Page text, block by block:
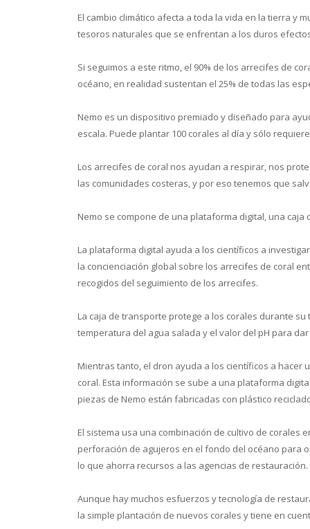
El cambio climático afecta a toda la vida en la tierra y
tesoros naturales que se enfrentan a los duros
Si seguimos a este ritmo, el 90% de los arrecifes de
océano, en realidad sustentan el 25% de todas las
Nemo es un dispositivo premiado y diseñado para
escala. Puede plantar 100 corales al día y sólo
Los arrecifes de coral nos ayudan a respirar, nos
las comunidades costeras, y por eso tenemos que
Nemo se compone de una plataforma digital, una
La plataforma digital ayuda a los científicos a
la concienciación global sobre los arrecifes de coral
recogidos del seguimiento de los arrecifes.
La caja de transporte protege a los corales durante
temperatura del agua salada y el valor del pH para
Mientras tanto, el dron ayuda a los científicos a hacer
coral. Esta información se sube a una plataforma
piezas de Nemo están fabricadas con plástico
El sistema usa una combinación de cultivo de
perforación de agujeros en el fondo del océano para
lo que ahorra recursos a las agencias de restauración.
Aunque hay muchos esfuerzos y tecnología de
la simple plantación de nuevos corales y tiene en